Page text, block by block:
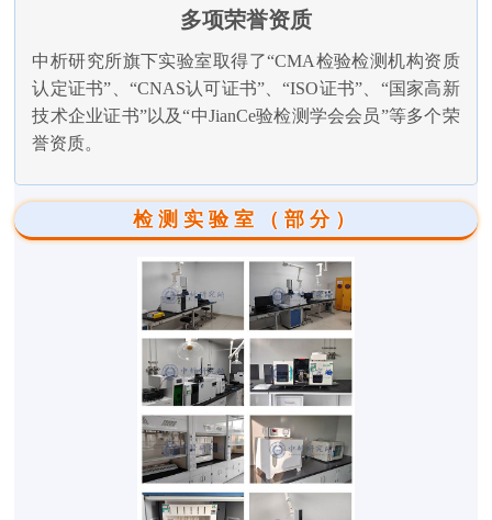
多项荣誉资质
中析研究所旗下实验室取得了“CMA检验检测机构资质
认定证书”、“CNAS认可证书”、“ISO证书”、“国家高新
技术企业证书”以及“中JianCe验检测学会会员”等多个荣
誉资质。
检测实验室（部分）